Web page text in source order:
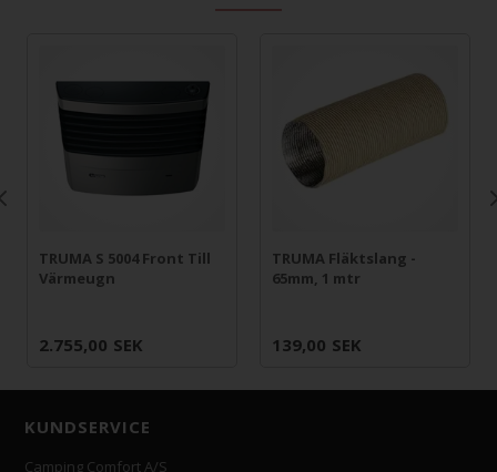
TRUMA S 5004 Front Till
Värmeugn
2.755,00 SEK
TRUMA Fläktslang -
65mm, 1 mtr
139,00 SEK
KUNDSERVICE
Camping Comfort A/S